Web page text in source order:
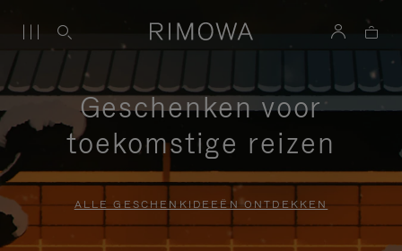
Geschenken voor
toekomstige reizen
ALLE GESCHENKIDEEËN ONTDEKKEN